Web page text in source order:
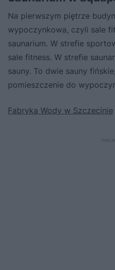
Na pierwszym piętrze
wypoczynkowa, czyli sale
saunarium. W strefie
sale fitness. W strefie
sauny. To dwie sauny
pomieszczenie do
Fabryka Wody w Szczecinie